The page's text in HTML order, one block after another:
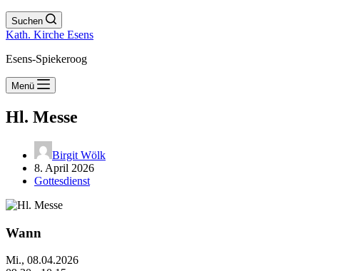
Suchen
Kath. Kirche Esens
Esens-Spiekeroog
Menü
Hl. Messe
Birgit Wölk
8. April 2026
Gottesdienst
Wann
Mi., 08.04.2026